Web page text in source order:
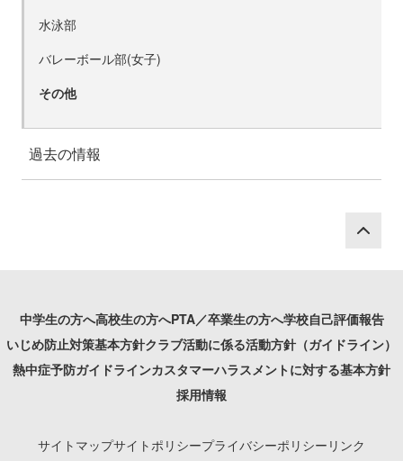
水泳部
バレーボール部(女子)
その他
過去の情報
中学生の方へ高校生の方へPTA／卒業生の方へ学校自己評価報告
いじめ防止対策基本方針クラブ活動に係る活動方針（ガイドライン）
熱中症予防ガイドラインカスタマーハラスメントに対する基本方針
採用情報
サイトマップサイトポリシープライバシーポリシー リンク